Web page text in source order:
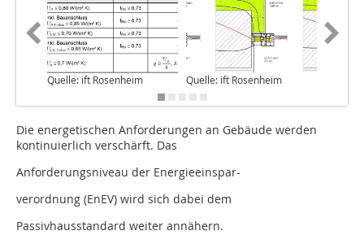
Quelle: ift Rosenheim Quelle: ift Rosenheim
Die energetischen Anforderungen an Gebäude werden
kontinuierlich verschärft. Das
Anforderungsniveau der Energieeinspar-
verordnung (EnEV) wird sich dabei dem
Passivhausstandard weiter annähern.